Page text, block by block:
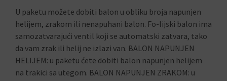
U paketu možete dobiti balon u obliku broja napunjen
helijem, zrakom ili nenapuhani balon. Fo-lijski balon ima
samozatvarajući ventil koji se automatski zatvara, tako
da vam zrak ili helij ne izlazi van. BALON NAPUNJEN
HELIJEM: u paketu ćete dobiti balon napunjen helijem
na trakici sa utegom. BALON NAPUNJEN ZRAKOM: u